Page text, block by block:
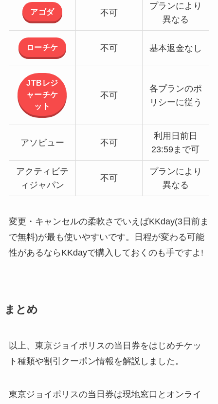
アゴダ 不可
プランにより
異なる
ローチケ 不可 基本返金なし
JTBレジ
ャーチケ
ット
不可
各プランのポ
リシーに従う
アソビュー 不可
利用日前日
23:59まで可
アクティビテ
ィジャパン
不可
プランにより
異なる
変更・キャンセルの柔軟さでいえばKKday(3日前ま
で無料)が最も使いやすいです。日程が変わる可能
性があるならKKdayで購入しておくのも手ですよ!
まとめ
以上、東京ジョイポリスの当日券をはじめチケッ
ト種類や割引クーポン情報を解説しました。
東京ジョイポリスの当日券は現地窓口とオンライ